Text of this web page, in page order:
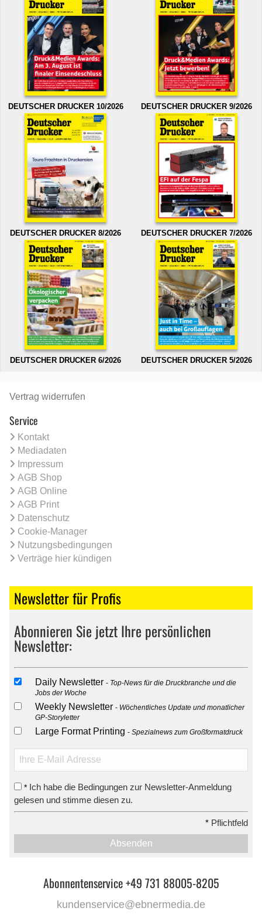
DEUTSCHER DRUCKER 10/2026 DEUTSCHER DRUCKER 9/2026
DEUTSCHER DRUCKER 8/2026 DEUTSCHER DRUCKER 7/2026
DEUTSCHER DRUCKER 6/2026 DEUTSCHER DRUCKER 5/2026
Vertrag widerrufen
Service
Kontakt
Mediadaten
Impressum
AGB Shop
AGB Online
AGB Print
Datenschutz
Cookie-Manager
Nutzungsbedingungen
Verträge hier kündigen
Newsletter für Profis
Abonnieren Sie jetzt Ihre persönlichen
Newsletter:
Daily Newsletter
Top-News für die Druckbranche und die
Jobs der Woche
Weekly Newsletter
Wöchentliches Update und monatlicher
GP-Storyletter
Large Format Printing Spezialnews zum Großformatdruck
* Ich habe die Bedingungen zur Newsletter-Anmeldung
gelesen und stimme diesen zu.
* Pflichtfeld
Absenden
Abonnentenservice +49 731 88005-8205
kundenservice@ebnermedia.de